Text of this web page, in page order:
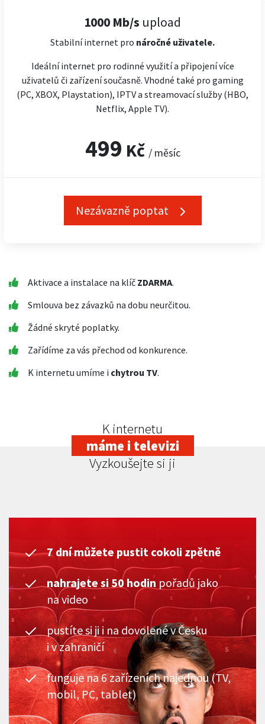
1000 Mb/s upload
Stabilní internet pro náročné uživatele.
Ideální internet pro rodinné využití a připojení více
uživatelů či zařízení současně. Vhodné také pro gaming
(PC, XBOX, Playstation), IPTV a streamovací služby (HBO,
Netflix, Apple TV).
499 Kč / měsíc
Nezávazně poptat
Aktivace a instalace na klíč ZDARMA.
Smlouva bez závazků na dobu neurčitou.
Žádné skryté poplatky.
Zařídíme za vás přechod od konkurence.
K internetu umíme i chytrou TV.
K internetu
máme i televizi
Vyzkoušejte si ji
7 dní můžete pustit cokoli zpětně
nahrajete si 50 hodin pořadů jako
na video
pustíte si ji i na dovolené v Česku
i v zahraničí
funguje na 6 zařízeních najednou (TV,
mobil, PC, tablet)